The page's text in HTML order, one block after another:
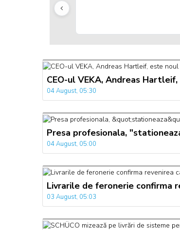
CEO-ul VEKA, Andreas
04 August, 05:30
Presa profesionala,
04 August, 05:00
Livrarile de feronerie
03 August, 05:03